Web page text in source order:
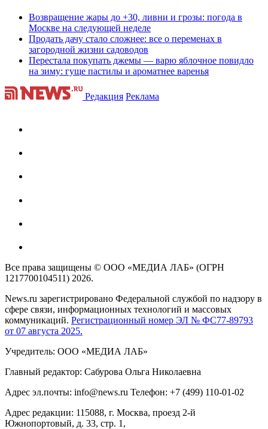
Возвращение жары до +30, ливни и грозы: погода в
Москве на следующей неделе
Продать дачу стало сложнее: все о переменах в
загородной жизни садоводов
Перестала покупать джемы — варю яблочное повидло
на зиму: гуще пастилы и ароматнее варенья
Редакция Реклама
Все права защищены © ООО «МЕДИА ЛАБ» (ОГРН
1217700104511) 2026.
News.ru зарегистрировано Федеральной службой по надзору в
сфере связи, информационных технологий и массовых
коммуникаций. Регистрационный номер ЭЛ № ФС77-89793
от 07 августа 2025.
Учредитель: ООО «МЕДИА ЛАБ»
Главный редактор: Сабурова Ольга Николаевна
Адрес эл.почты: info@news.ru Телефон: +7 (499) 110-01-02
Адрес редакции: 115088, г. Москва, проезд 2-й
Южнопортовый, д. 33, стр. 1,